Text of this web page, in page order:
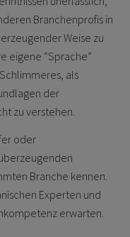
Branchenprofis in
Weise zu
eigene “Sprache”
als
der
zu verstehen.
oder
Branche kennen.
Experten und
erwarten.